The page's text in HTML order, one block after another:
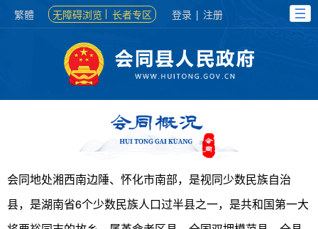
繁體 无障碍浏览 长者专区 登录 | 注册
会同地处湘西南边陲、怀化市南部，是视同少数民族自治
县，是湖南省6个少数民族人口过半县之一，是共和国第一大